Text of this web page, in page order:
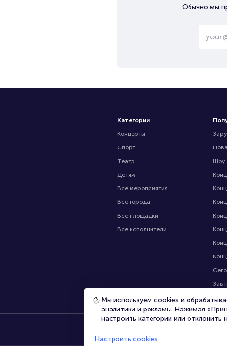
Обычно мы
Категории
Концерты
Спорт
Театр
Детям
Все мероприятия
Все города
Все площадки
Все исполнители
Шоу
В
Мы используем cookies и
аналитики и рекламы. Нажимая
настроить категории или отклонить
Настроить cookies